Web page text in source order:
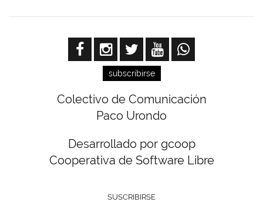
subscribirse
Colectivo de Comunicación
Paco Urondo
Desarrollado por gcoop
Cooperativa de Software Libre
SUSCRIBIRSE